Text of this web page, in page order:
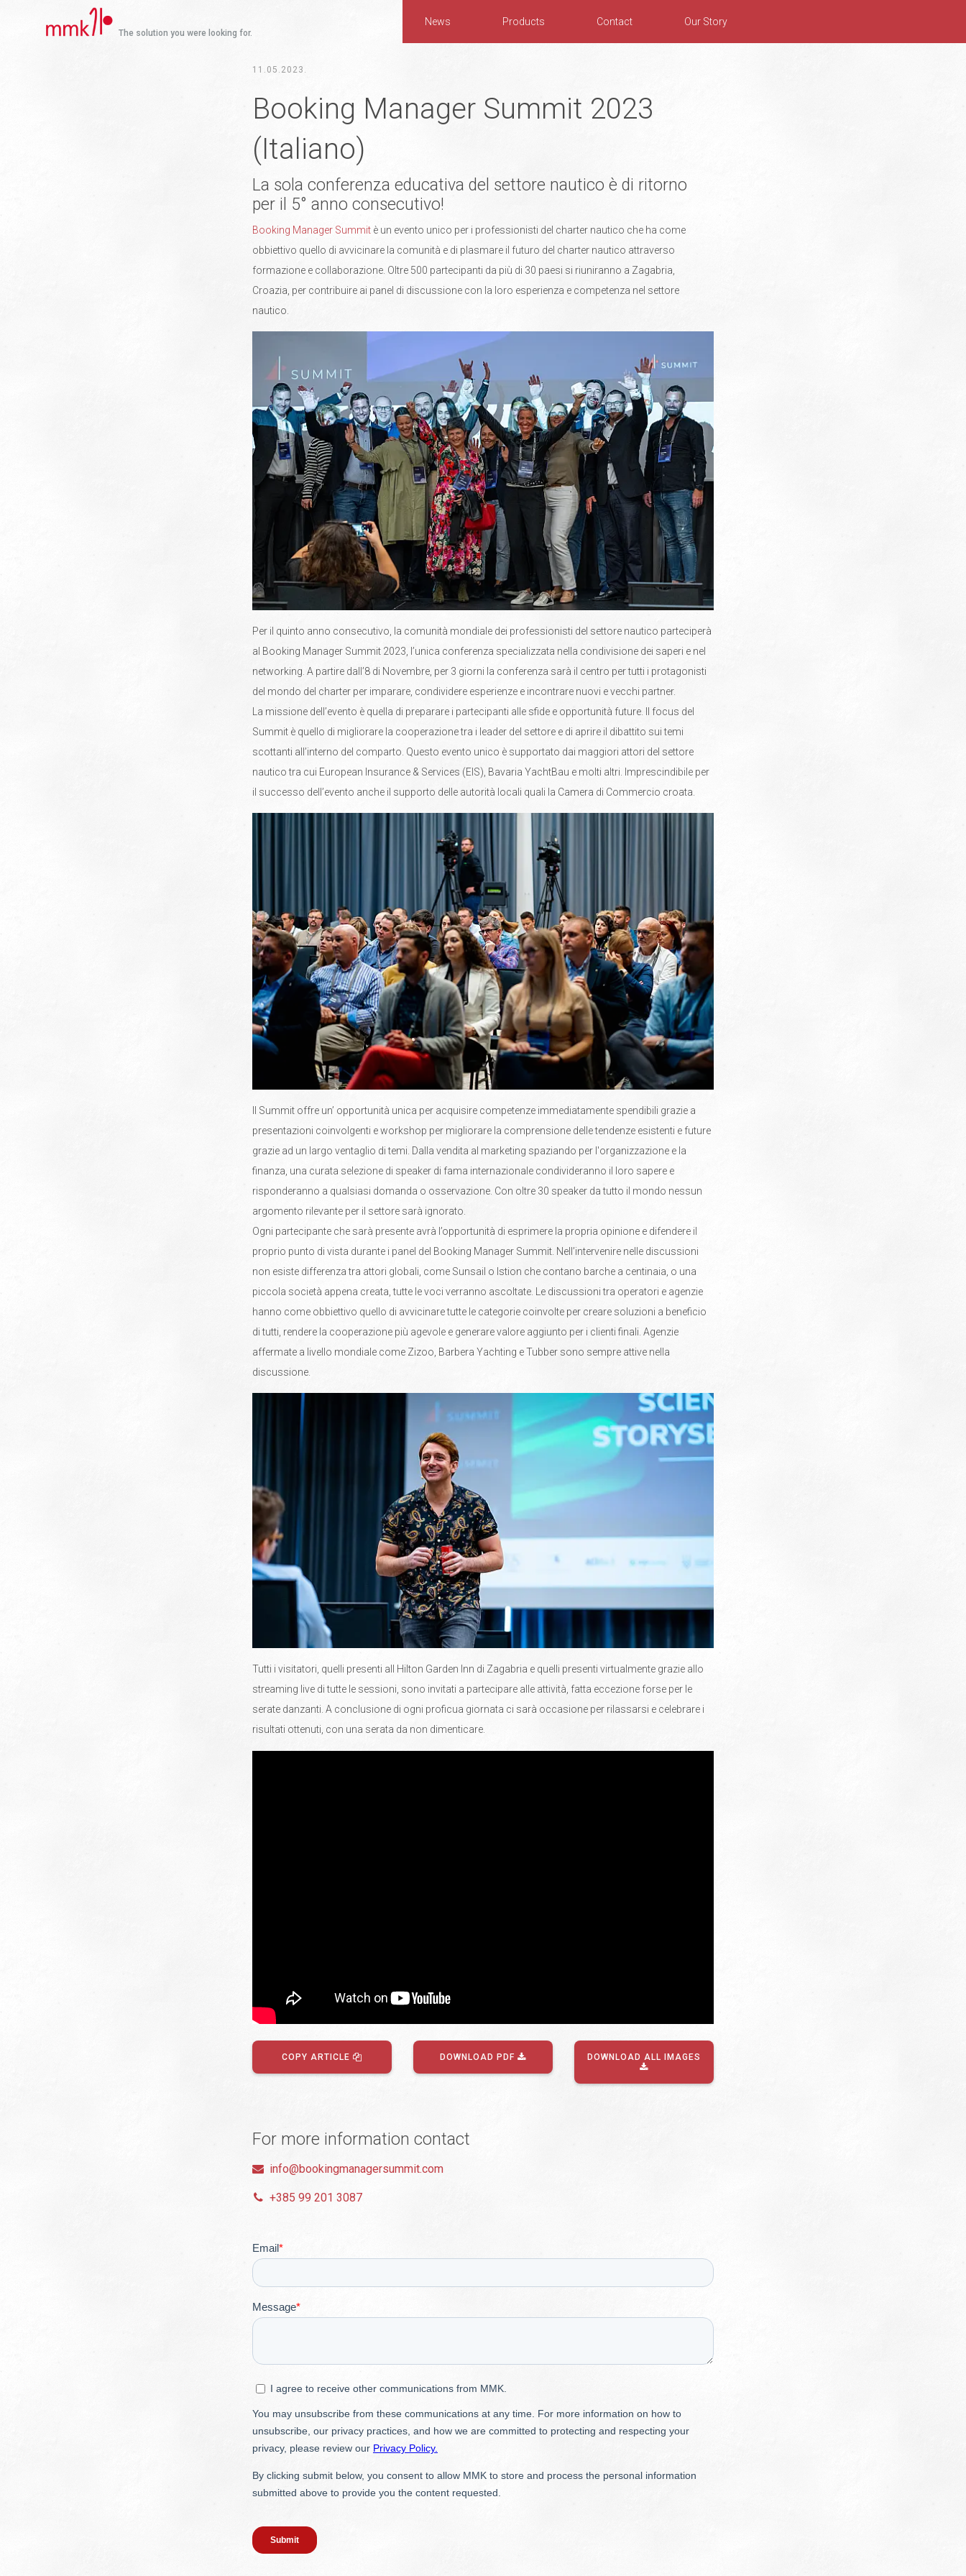
The solution you were looking for.
News Products Contact Our Story
11.05.2023.
Booking Manager Summit 2023
(Italiano)
La sola conferenza educativa del settore nautico è di ritorno
per il 5° anno consecutivo!
Booking Manager Summit è un evento unico per i professionisti del charter nautico che ha come
obbiettivo quello di avvicinare la comunità e di plasmare il futuro del charter nautico attraverso
formazione e collaborazione. Oltre 500 partecipanti da più di 30 paesi si riuniranno a Zagabria,
Croazia, per contribuire ai panel di discussione con la loro esperienza e competenza nel settore
nautico.
Per il quinto anno consecutivo, la comunità mondiale dei professionisti del settore nautico parteciperà
al Booking Manager Summit 2023, l’unica conferenza specializzata nella condivisione dei saperi e nel
networking. A partire dall’8 di Novembre, per 3 giorni la conferenza sarà il centro per tutti i protagonisti
del mondo del charter per imparare, condividere esperienze e incontrare nuovi e vecchi partner.
La missione dell’evento è quella di preparare i partecipanti alle sfide e opportunità future. Il focus del
Summit è quello di migliorare la cooperazione tra i leader del settore e di aprire il dibattito sui temi
scottanti all’interno del comparto. Questo evento unico è supportato dai maggiori attori del settore
nautico tra cui European Insurance & Services (EIS), Bavaria YachtBau e molti altri. Imprescindibile per
il successo dell’evento anche il supporto delle autorità locali quali la Camera di Commercio croata.
Il Summit offre un’ opportunità unica per acquisire competenze immediatamente spendibili grazie a
presentazioni coinvolgenti e workshop per migliorare la comprensione delle tendenze esistenti e future
grazie ad un largo ventaglio di temi. Dalla vendita al marketing spaziando per l'organizzazione e la
finanza, una curata selezione di speaker di fama internazionale condivideranno il loro sapere e
risponderanno a qualsiasi domanda o osservazione. Con oltre 30 speaker da tutto il mondo nessun
argomento rilevante per il settore sarà ignorato.
Ogni partecipante che sarà presente avrà l’opportunità di esprimere la propria opinione e difendere il
proprio punto di vista durante i panel del Booking Manager Summit. Nell’intervenire nelle discussioni
non esiste differenza tra attori globali, come Sunsail o Istion che contano barche a centinaia, o una
piccola società appena creata, tutte le voci verranno ascoltate. Le discussioni tra operatori e agenzie
hanno come obbiettivo quello di avvicinare tutte le categorie coinvolte per creare soluzioni a beneficio
di tutti, rendere la cooperazione più agevole e generare valore aggiunto per i clienti finali. Agenzie
affermate a livello mondiale come Zizoo, Barbera Yachting e Tubber sono sempre attive nella
discussione.
Tutti i visitatori, quelli presenti all Hilton Garden Inn di Zagabria e quelli presenti virtualmente grazie allo
streaming live di tutte le sessioni, sono invitati a partecipare alle attività, fatta eccezione forse per le
serate danzanti. A conclusione di ogni proficua giornata ci sarà occasione per rilassarsi e celebrare i
risultati ottenuti, con una serata da non dimenticare.
COPY ARTICLE DOWNLOAD PDF DOWNLOAD ALL IMAGES
For more information contact
info@bookingmanagersummit.com
+385 99 201 3087